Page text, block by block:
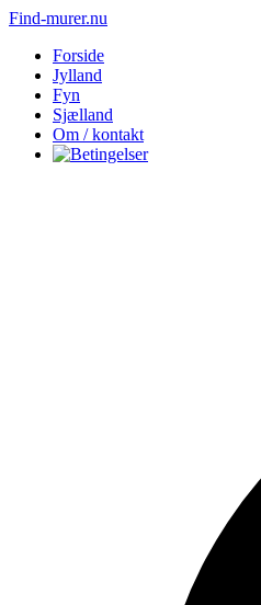
Find-murer.nu
Forside
Jylland
Fyn
Sjælland
Om / kontakt